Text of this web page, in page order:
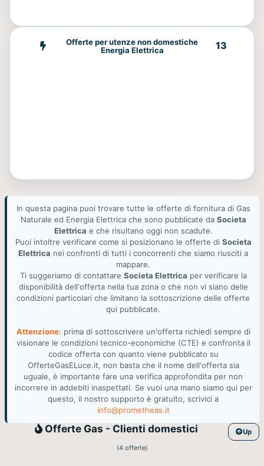
Offerte per utenze non domestiche
Energia Elettrica
13
In questa pagina puoi trovare tutte le offerte di fornitura di Gas
Naturale ed Energia Elettrica che sono pubblicate da Societa
Elettrica e che risultano oggi non scadute.
Puoi intoltre verificare come si posizionano le offerte di Societa
Elettrica nei confronti di tutti i concorrenti che siamo riusciti a
mappare.
Ti suggeriamo di contattare Societa Elettrica per verificare la
disponibilità dell'offerta nella tua zona o che non vi siano delle
condizioni particolari che limitano la sottoscrizione delle offerte
qui pubblicate.
Attenzione: prima di sottoscrivere un'offerta richiedi sempre di
visionare le condizioni tecnico-economiche (CTE) e confronta il
codice offerta con quanto viene pubblicato su
OfferteGasELuce.it, non basta che il nome dell'offerta sia
uguale, è importante fare una verifica approfondita per non
incorrere in addebiti inaspettati. Se vuoi una mano siamo qui per
questo, il nostro supporto è gratuito, scrivici a
info@prometheas.it
Gas
Offerte Gas - Clienti domestici
Up
(4 offerte)